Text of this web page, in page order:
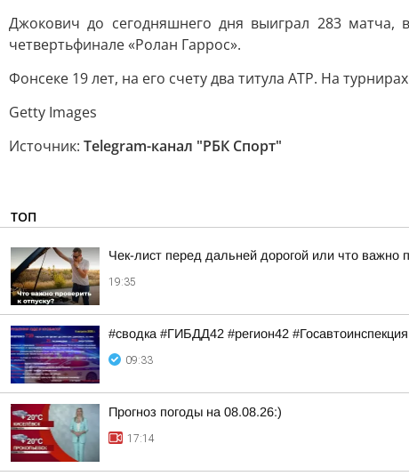
Джокович до сегодняшнего дня выиграл 283
четвертьфинале «Ролан Гаррос».
Фонсеке 19 лет, на его счету два титула ATP. На
Getty Images
Источник: Telegram-канал "РБК Спорт"
ТОП
Чек-лист перед дальней дорогой или что важно
19:35
#сводка #ГИБДД42 #регион42 #Госавтоинспекция
09:33
Прогноз погоды на 08.08.26:)
17:14